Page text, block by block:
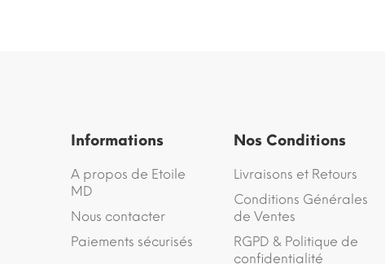
Informations
A propos de Etoile
MD
Nous contacter
Paiements sécurisés
Nos Conditions
Livraisons et Retours
Conditions Générales
de Ventes
RGPD & Politique de
confidentialité